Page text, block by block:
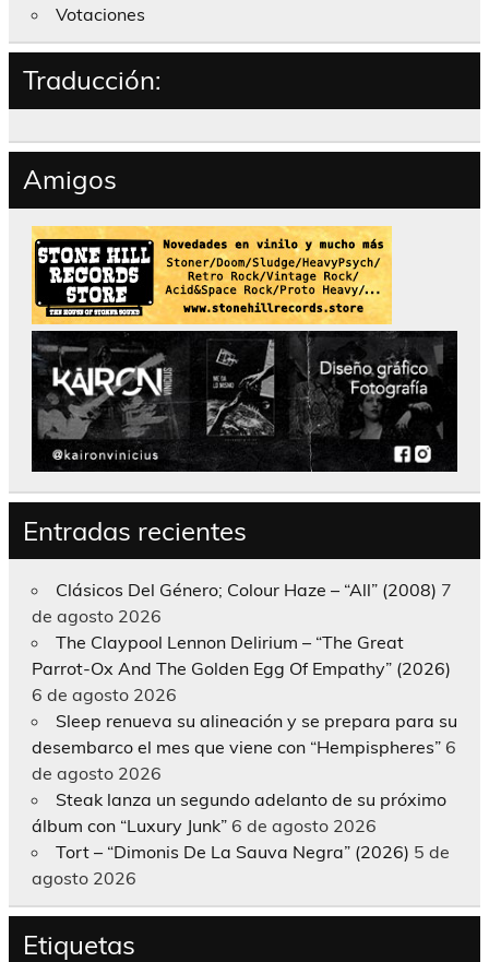
Votaciones
Traducción:
Amigos
Entradas recientes
Clásicos Del Género; Colour Haze – “All” (2008) 7
de agosto 2026
The Claypool Lennon Delirium – “The Great
Parrot-Ox And The Golden Egg Of Empathy” (2026)
6 de agosto 2026
Sleep renueva su alineación y se prepara para su
desembarco el mes que viene con “Hempispheres” 6
de agosto 2026
Steak lanza un segundo adelanto de su próximo
álbum con “Luxury Junk” 6 de agosto 2026
Tort – “Dimonis De La Sauva Negra” (2026) 5 de
agosto 2026
Etiquetas